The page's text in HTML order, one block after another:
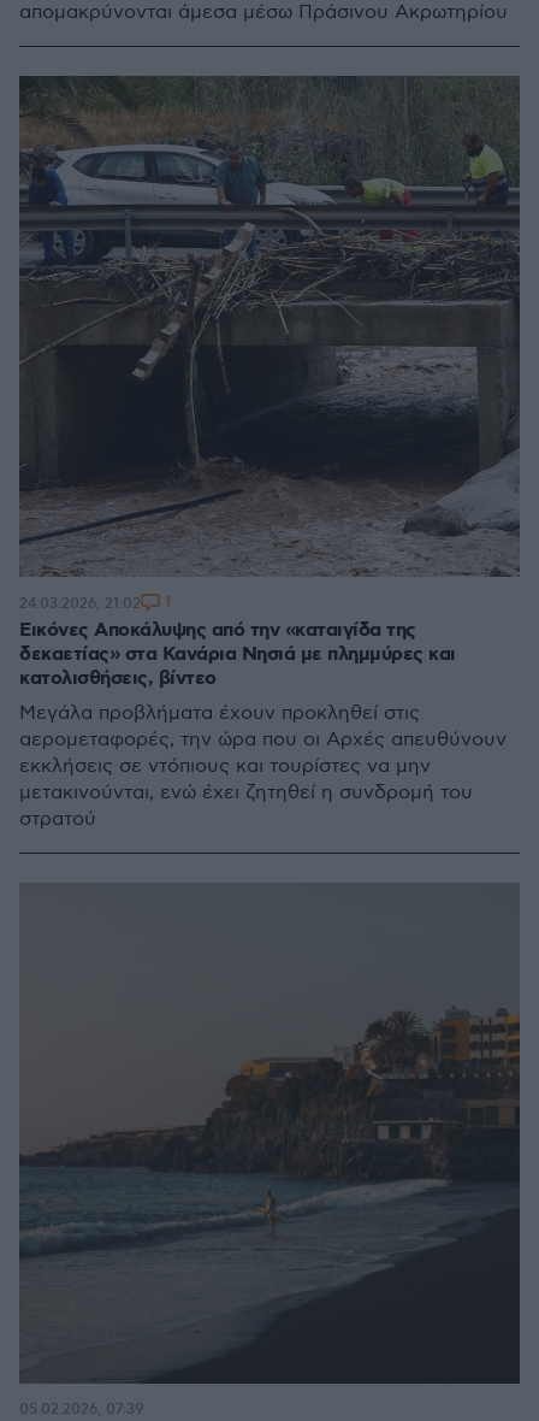
απομακρύνονται άμεσα μέσω Πράσινου Ακρωτηρίου
Εικόνες Αποκάλυψης από την «καταιγίδα της
δεκαετίας» στα Κανάρια Νησιά με πλημμύρες και
κατολισθήσεις, βίντεο
Μεγάλα προβλήματα έχουν προκληθεί στις
αερομεταφορές, την ώρα που οι Αρχές απευθύνουν
εκκλήσεις σε ντόπιους και τουρίστες να μην
μετακινούνται, ενώ έχει ζητηθεί η συνδρομή του
στρατού
24.03.2026, 21:02 1
05.02.2026, 07:39